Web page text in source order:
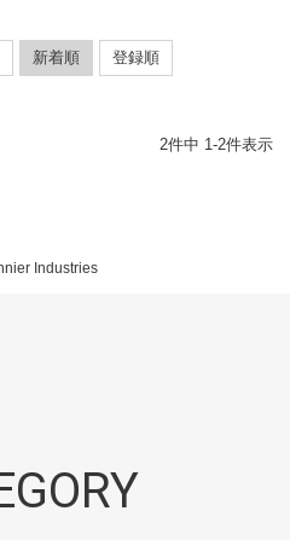
新着順
登録順
2件中 1-2件表示
Industries